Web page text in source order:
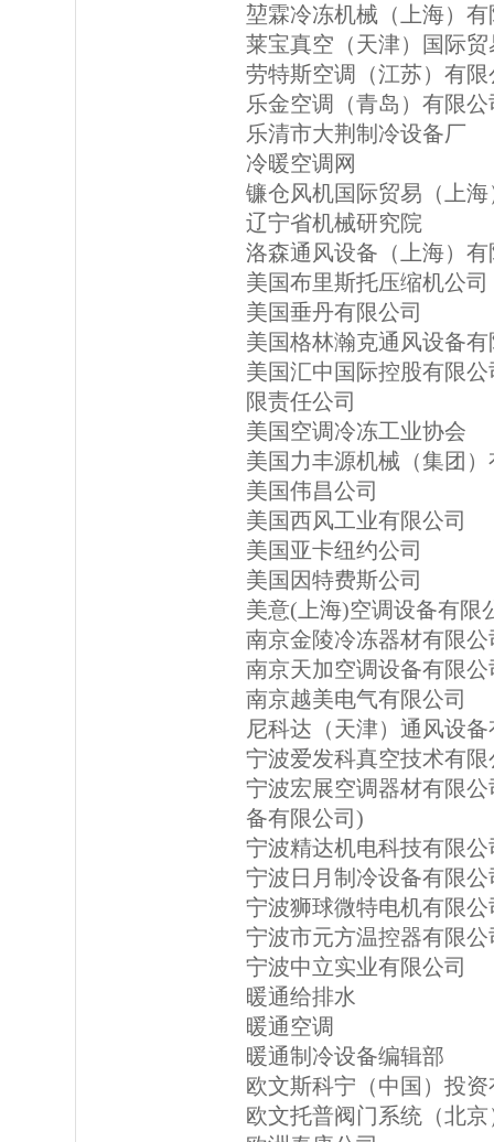
堃霖冷冻机械（上海）有
莱宝真空（天津）国际
劳特斯空调（江苏）有限
乐金空调（青岛）有限公
乐清市大荆制冷设备厂
冷暖空调网
镰仓风机国际贸易（上
辽宁省机械研究院
洛森通风设备（上海）有
美国布里斯托压缩机公司
美国垂丹有限公司
美国格林瀚克通风设备
美国汇中国际控股有限
限责任公司
美国空调冷冻工业协会
美国力丰源机械（集团
美国伟昌公司
美国西风工业有限公司
美国亚卡纽约公司
美国因特费斯公司
美意(上海)空调设备有限
南京金陵冷冻器材有限公
南京天加空调设备有限公
南京越美电气有限公司
尼科达（天津）通风设
宁波爱发科真空技术有限
宁波宏展空调器材有限
备有限公司)
宁波精达机电科技有限公
宁波日月制冷设备有限公
宁波狮球微特电机有限公
宁波市元方温控器有限公
宁波中立实业有限公司
暖通给排水
暖通空调
暖通制冷设备编辑部
欧文斯科宁（中国）投
欧文托普阀门系统（北